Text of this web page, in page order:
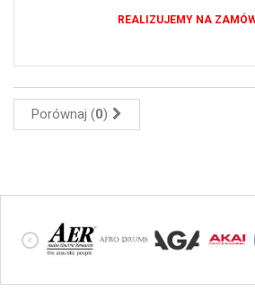
REALIZUJEMY NA
Porównaj (0)